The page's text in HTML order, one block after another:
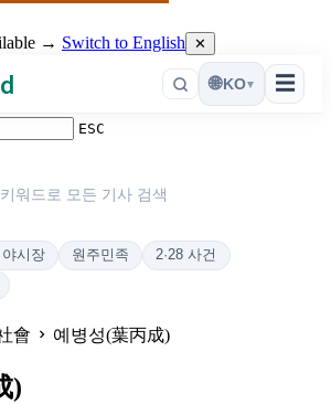
→ Switch to English ✕
☰
🌐KO▾
ESC
키워드로 모든 기사 검색
야시장 원주민족
2·28 사건
會 예병성(葉丙成)
)